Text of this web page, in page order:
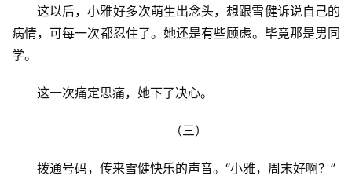
这以后，小雅好多次萌生出念头，想跟雪健诉说自己的
病情，可每一次都忍住了。她还是有些顾虑。毕竟那是男同
学。
这一次痛定思痛，她下了决心。
（三）
拨通号码，传来雪健快乐的声音。“小雅，周末好啊？”